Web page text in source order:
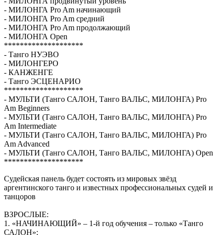
- МИЛОНГА Pro Am начинающий
- МИЛОНГА Pro Am средний
- МИЛОНГА Pro Am продолжающий
- МИЛОНГА Open
********************
- Танго НУЭВО
- МИЛОНГЕРО
- КАНЖЕНГЕ
- Танго ЭСЦЕНАРИО
********************
- МУЛЬТИ (Танго САЛОН, Танго ВАЛЬС, МИЛОНГА) Pro
Am Beginners
- МУЛЬТИ (Танго САЛОН, Танго ВАЛЬС, МИЛОНГА) Pro
Am Intermediate
- МУЛЬТИ (Танго САЛОН, Танго ВАЛЬС, МИЛОНГА) Pro
Am Advanced
- МУЛЬТИ (Танго САЛОН, Танго ВАЛЬС, МИЛОНГА) Open
********************
Судейская панель будет состоять из мировых звёзд
аргентинского танго и известных профессиональных судей и
танцоров
ВЗРОСЛЫЕ:
1. «НАЧИНАЮЩИЙ» – 1-й год обучения – только «Танго
САЛОН»;